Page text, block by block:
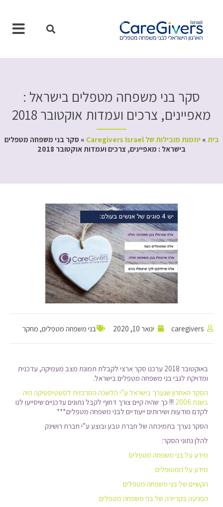
סקר בני משפחה מטפלים בישראל :
מאפיינים, צרכים ועמדות אוקטובר 2018
בית »יוזמות מובילות של Caregivers Israel » סקר בני משפחה מטפלים
בישראל : מאפיינים, צרכים ועמדות אוקטובר 2018
caregivers ינואר 10, 2020 בני משפחה מטפלים, מחקר
באוקטובר 2018 ערכנו סקר ארצי לקבלת תמונת מצב מעמיקה, עדכנית
ומדויקת לגבי בני משפחה מטפלים בישראל.
הסקר האחרון שנערך בישראל ע”י הלשכה המרכזית לסטטיסטיקה היה
בשנת 2006
!!! כך שהיה קיים צורך דחוף לקבל נתונים עדכניים שיסייעו לנו
לקדם מודעות ושירותים ייעודיים לבני משפחה מטפלים.***
הסקר נערך בתמיכתה של חברת טבע ובוצע ע”י חברת רושינק
להלן נתוני הסקר:
מידע על בני משפחה מטפלים
מידע על המטופלים
הקשיים של בני משפחה מטפלים
הפגיעה בקריירה של בני משפחה מטפלים